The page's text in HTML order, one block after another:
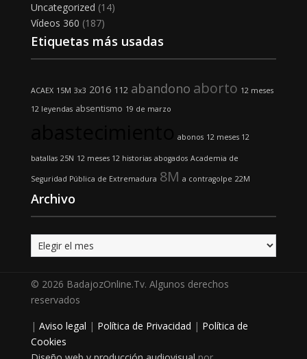
Uncategorized (14)
Vídeos 360 (187)
Etiquetas más usadas
ACAEX 15M 3x3 2016 112 abandono aborto 12 meses
12 leyendas absentismo 19 de marzo
abonos 12 meses 12
batallas 25N 12 meses 12 historias abogados Academia de
Seguridad Pública de Extremadura 8M a contragolpe 22M
Archivo
Archivo
© 2026 BadajozOnline.Tv. Algunos derechos
reservados
| Aviso legal | Política de Privacidad | Política de
Cookies